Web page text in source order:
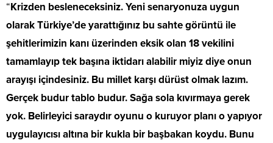
“Krizden besleneceksiniz. Yeni senaryonuza uygun
olarak Türkiye’de yarattığınız bu sahte görüntü ile
şehitlerimizin kanı üzerinden eksik olan 18 vekilini
tamamlayıp tek başına iktidarı alabilir miyiz diye onun
arayışı içindesiniz. Bu millet karşı dürüst olmak lazım.
Gerçek budur tablo budur. Sağa sola kıvırmaya gerek
yok. Belirleyici saraydır oyunu o kuruyor planı o yapıyor
uygulayıcısı altına bir kukla bir başbakan koydu. Bunu